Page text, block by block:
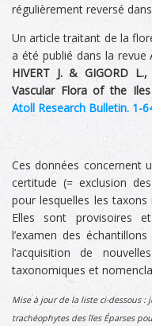
régulièrement reversé
Un article traitant de la
a été publié dans la revue
HIVERT J. & GIGORD
Vascular Flora of the
Atoll Research Bulletin. 1-
Ces données concernent
certitude (= exclusion
pour lesquelles les
Elles sont provisoires
l’examen des
l’acquisition de
taxonomiques et
Mise à jour de la liste ci-dessous
trachéophytes des îles Éparses